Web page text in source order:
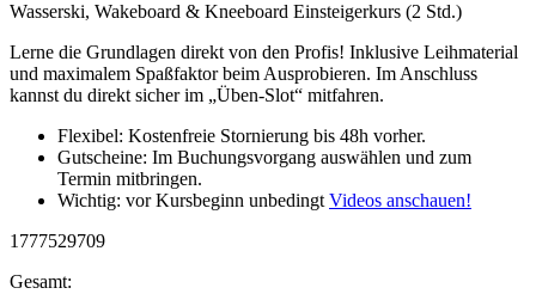
Wasserski, Wakeboard & Kneeboard Einsteigerkurs (2 Std.)
Lerne die Grundlagen direkt von den Profis! Inklusive Leihmaterial
und maximalem Spaßfaktor beim Ausprobieren. Im Anschluss
kannst du direkt sicher im „Üben-Slot“ mitfahren.
Flexibel: Kostenfreie Stornierung bis 48h vorher.
Gutscheine: Im Buchungsvorgang auswählen und zum
Termin mitbringen.
Wichtig: vor Kursbeginn unbedingt Videos anschauen!
1777529709
Gesamt: